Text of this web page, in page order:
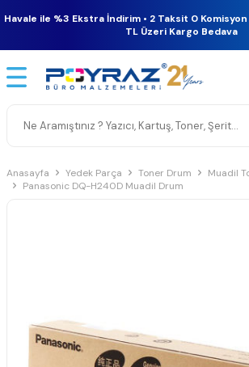
Havale ile %3 Ekstra İndirim • 2 Taksit 0
TL Üzeri Kargo Bedava
Anasayfa Yedek Parça Toner Drum
Muadil
Panasonic DQ-H240D Muadil Drum